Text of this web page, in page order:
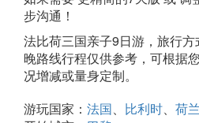
步沟通！
法比荷三国亲子9日游，旅行
晚路线行程仅供参考，可根据
况增减或量身定制。
游玩国家： 法国 比利时
荷兰